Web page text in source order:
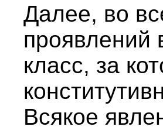
Далее, во
проявлений
класс, за
Всякое